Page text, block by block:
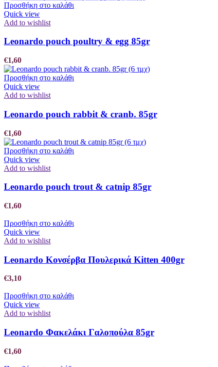
Προσθήκη στο καλάθι
Quick view
Add to wishlist
Leonardo pouch poultry & egg 85gr
€1,60
Προσθήκη στο καλάθι
Quick view
Add to wishlist
Leonardo pouch rabbit & cranb. 85gr
€1,60
Προσθήκη στο καλάθι
Quick view
Add to wishlist
Leonardo pouch trout & catnip 85gr
€1,60
Προσθήκη στο καλάθι
Quick view
Add to wishlist
Leonardo Κονσέρβα Πουλερικά Kitten 400gr
€3,10
Προσθήκη στο καλάθι
Quick view
Add to wishlist
Leonardo Φακελάκι Γαλοπούλα 85gr
€1,60